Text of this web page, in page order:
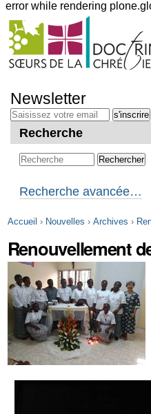
error while rendering
Outils
personnels
au
contenu.
Aller
navigation
Newsletter
Recherche
Recherche avancée…
Accueil › Nouvelles › Archives ›
Renouvellement